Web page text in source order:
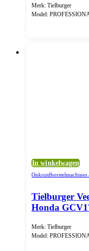
Merk: Tielburger
Model:
In winkelwagen
Onkruidborstelmachines
Tielburger
Honda
Merk: Tielburger
Model: